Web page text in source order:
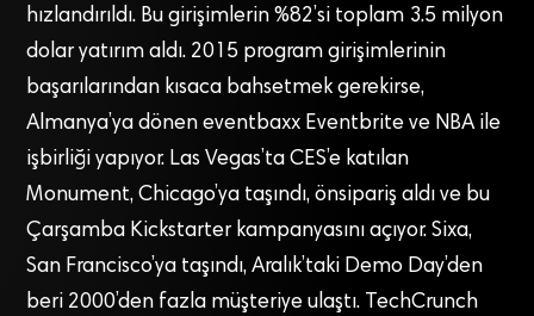
hızlandırıldı. Bu girişimlerin %82’si toplam 3.5 milyon
dolar yatırım aldı. 2015 program girişimlerinin
başarılarından kısaca bahsetmek gerekirse,
Almanya’ya dönen eventbaxx Eventbrite ve NBA ile
işbirliği yapıyor. Las Vegas’ta CES’e katılan
Monument, Chicago’ya taşındı, önsipariş aldı ve bu
Çarşamba Kickstarter kampanyasını açıyor. Sixa,
San Francisco’ya taşındı, Aralık’taki Demo Day’den
beri 2000’den fazla müşteriye ulaştı. TechCrunch